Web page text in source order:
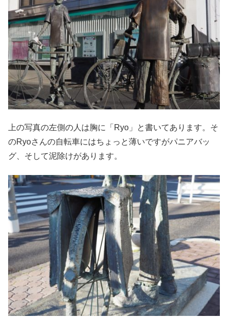
上の写真の左側の人は胸に「Ryo」と書いてあります。そ
のRyoさんの自転車にはちょっと薄いですがパニアバッ
グ、そして泥除けがあります。